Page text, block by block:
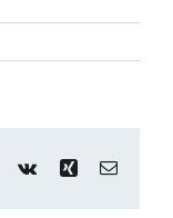
Pinterest
Vk Xing Email